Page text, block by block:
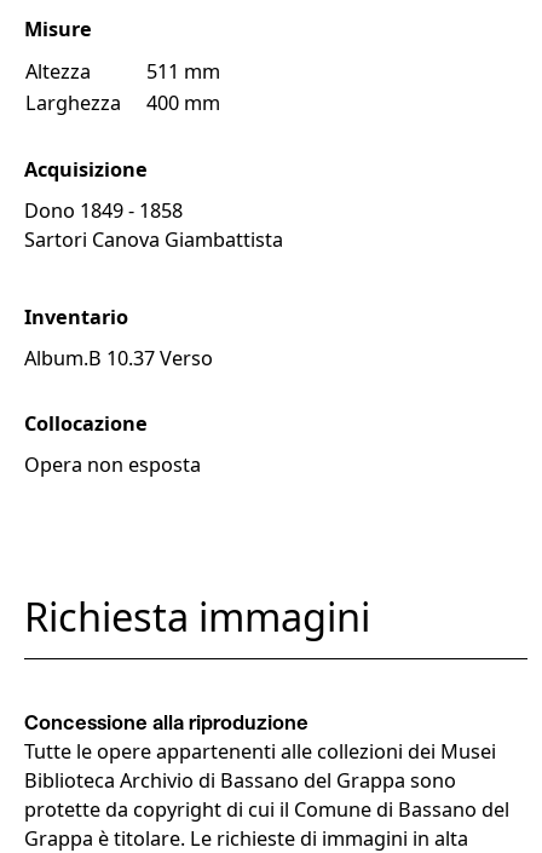
Misure
altezza
511 mm
larghezza
400 mm
Acquisizione
dono 1849 - 1858
Sartori Canova Giambattista
Inventario
Album.B 10.37 Verso
Collocazione
Opera non esposta
Richiesta immagini
Concessione alla riproduzione
Tutte le opere appartenenti alle collezioni dei Musei
Biblioteca Archivio di Bassano del Grappa sono
protette da copyright di cui il Comune di Bassano del
Grappa è titolare. Le richieste di immagini in alta